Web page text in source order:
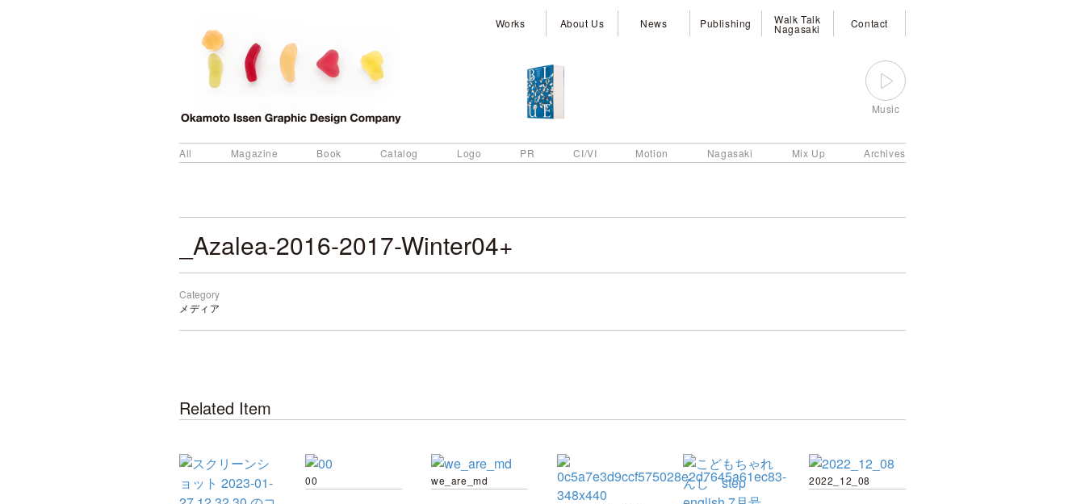
Works About Us News Publishing Walk Talk
Nagasaki Contact
Music
All Magazine Book Catalog Logo PR CI/VI Motion Nagasaki Mix Up Archives
_Azalea-2016-2017-Winter04+
Category
メディア
Related Item
00 we_are_md 2022_12_08